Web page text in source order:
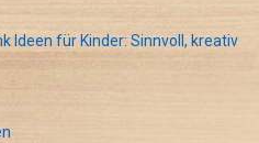
Ideen für Kinder: Sinnvoll, kreativ